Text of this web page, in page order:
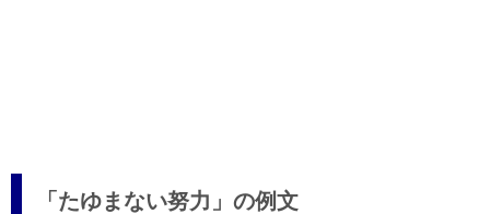
「たゆまない努力」の例文